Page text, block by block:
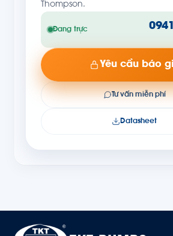
Thompson.
Đang trực
Yêu cầu báo
Tư vấn miễn phí
Datasheet